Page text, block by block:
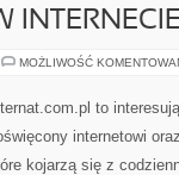
MOŻLIWOŚĆ
to
internetowi
kojarzą się z